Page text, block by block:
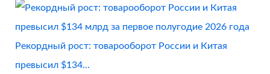
Рекордный рост: товарооборот России и Китая
превысил $134...